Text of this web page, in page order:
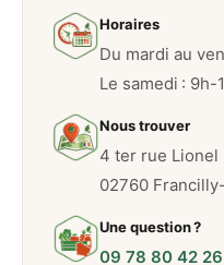
Horaires
Du mardi au
Le samedi : 9h-
Nous trouver
4 ter rue Lionel
02760
Une question ?
09 78 80 42 26